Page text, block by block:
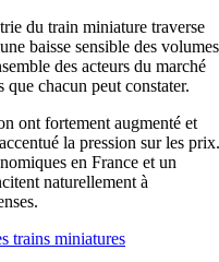
du train miniature traverse
baisse sensible des volumes
des acteurs du marché
chacun peut constater.
ont fortement augmenté et
la pression sur les prix.
en France et un
naturellement à
trains miniatures